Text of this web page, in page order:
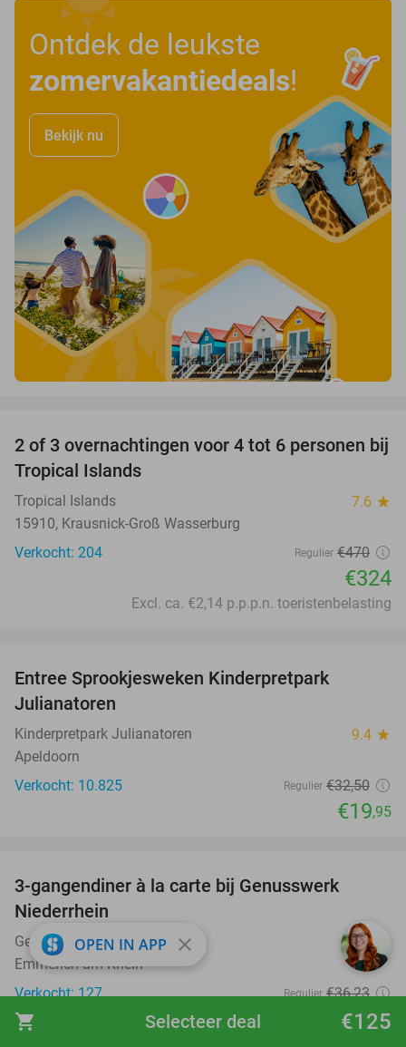
shopping_cart €125
Selecteer deal
Ontdek de leukste
zomervakantiedeals!
Bekijk nu
31%
2 of 3 overnachtingen voor 4 tot 6 personen bij
Tropical Islands
Tropical Islands 7.6 star
15910, Krausnick-Groß Wasserburg
Verkocht: 204
Regulier €470
€324
Excl. ca. €2,14 p.p.p.n. toeristenbelasting
Entree Sprookjesweken Kinderpretpark
Julianatoren
Kinderpretpark Julianatoren 9.4 star
Apeldoorn
Verkocht: 10.825
Regulier €32,50
€19,95
3-gangendiner à la carte bij Genusswerk
Niederrhein
Genusswerk Niederrhein 9.4
Emmerich am Rhein
Verkocht: 127
Regulier €36,23
€22,95
OPEN IN APP close